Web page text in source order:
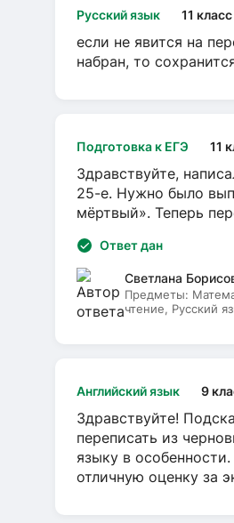
Русский язык 11 класс
если не явится на
набран, то
Подготовка к ЕГЭ 11
Здравствуйте,
25-е. Нужно было
мёртвый». Теперь
Ответ дан
Светлана
Предметы:
чтение, Русский
Английский язык 9
Здравствуйте!
переписать из
языку в
отличную оценку за